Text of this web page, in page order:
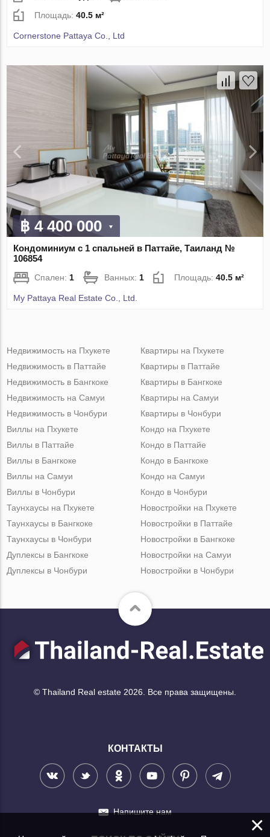
Площадь:40.5 м²
Cornerstone Pattaya Co., Ltd
฿ 4 400 000
Кондоминиум с 1 спальней в Паттайе, Таиланд №
106854
Спален: 1 Ванных: 1 Площадь:40.5 м²
My Pattaya Real Estate Co., Ltd.
Недвижимость на Пхукете
Недвижимость в Паттайе
Недвижимость в Бангкоке
Недвижимость на Самуи
Недвижимость в Чонбури
Квартиры на Пхукете
Квартиры в Паттайе
Квартиры в Бангкоке
Квартиры на Самуи
Квартиры в Чонбури
Виллы на Пхукете
Виллы в Паттайе
Виллы в Бангкоке
Виллы на Самуи
Виллы в Чонбури
Кондо на Пхукете
Кондо в Паттайе
Кондо в Бангкоке
Кондо на Самуи
Кондо в Чонбури
Таунхаусы на Пхукете
Таунхаусы в Бангкоке
Таунхаусы в Чонбури
Дуплексы в Бангкоке
Дуплексы в Чонбури
Новостройки на Пхукете
Новостройки в Паттайе
Новостройки в Бангкоке
Новостройки на Самуи
Новостройки в Чонбури
© Thailand Real estate 2026. Все права защищены.
КОНТАКТЫ
Напишите нам
×